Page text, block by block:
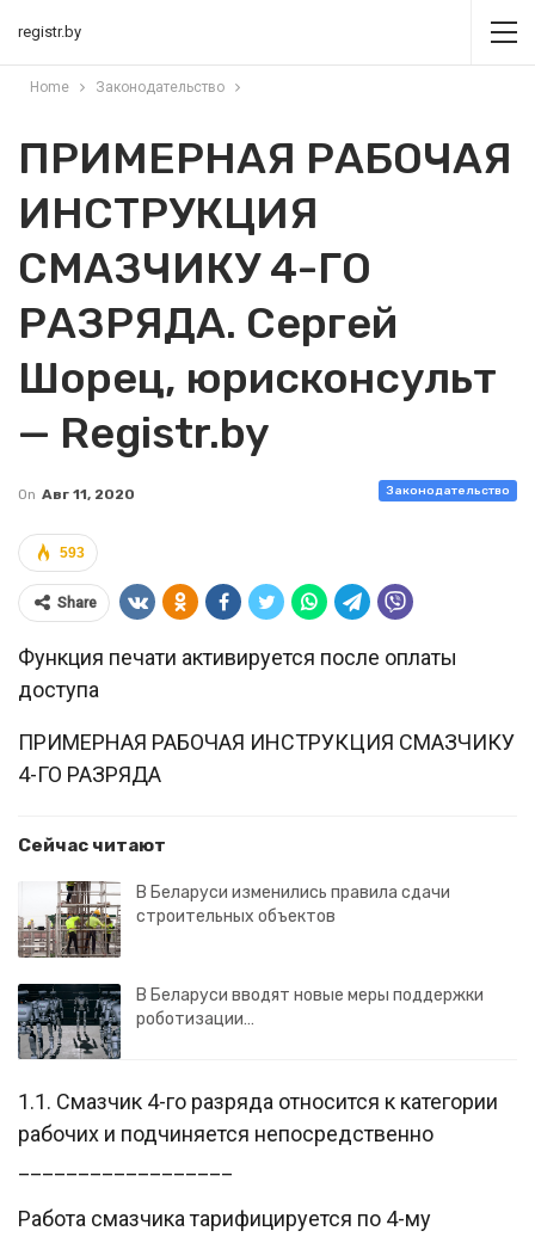
registr.by
Home Законодательство
ПРИМЕРНАЯ РАБОЧАЯ
ИНСТРУКЦИЯ
СМАЗЧИКУ 4-ГО
РАЗРЯДА. Сергей
Шорец, юрисконсульт
— Registr.by
Законодательство
On Авг 11, 2020
593
Share
Функция печати активируется после оплаты
доступа
ПРИМЕРНАЯ РАБОЧАЯ ИНСТРУКЦИЯ СМАЗЧИКУ
4-ГО РАЗРЯДА
Сейчас читают
В Беларуси изменились правила сдачи
строительных объектов
В Беларуси вводят новые меры поддержки
роботизации…
1.1. Смазчик 4-го разряда относится к категории
рабочих и подчиняется непосредственно
Работа смазчика тарифицируется по 4-му